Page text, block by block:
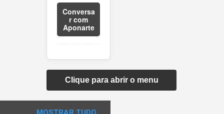
Conversa
r com
Aponarte
Clique para abrir o menu